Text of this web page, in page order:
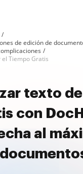
de edición de
Tiempo Gratis
texto
con
al